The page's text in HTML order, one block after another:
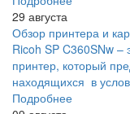
29 августа
Обзор принтера и
Ricoh SP C360SNw –
принтер, который
находящихся в
Подробнее